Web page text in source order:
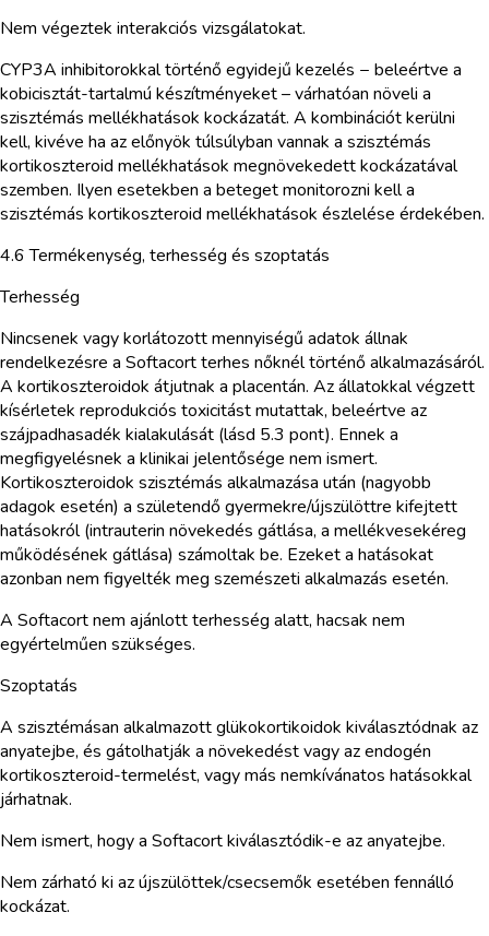
Nem végeztek interakciós vizsgálatokat.
CYP3A inhibitorokkal történő egyidejű kezelés − beleértve a
kobicisztát-tartalmú készítményeket – várhatóan növeli a
szisztémás mellékhatások kockázatát. A kombinációt kerülni
kell, kivéve ha az előnyök túlsúlyban vannak a szisztémás
kortikoszteroid mellékhatások megnövekedett kockázatával
szemben. Ilyen esetekben a beteget monitorozni kell a
szisztémás kortikoszteroid mellékhatások észlelése érdekében.
4.6 Termékenység, terhesség és szoptatás
Terhesség
Nincsenek vagy korlátozott mennyiségű adatok állnak
rendelkezésre a Softacort terhes nőknél történő alkalmazásáról.
A kortikoszteroidok átjutnak a placentán. Az állatokkal végzett
kísérletek reprodukciós toxicitást mutattak, beleértve az
szájpadhasadék kialakulását (lásd 5.3 pont). Ennek a
megfigyelésnek a klinikai jelentősége nem ismert.
Kortikoszteroidok szisztémás alkalmazása után (nagyobb
adagok esetén) a születendő gyermekre/újszülöttre kifejtett
hatásokról (intrauterin növekedés gátlása, a mellékvesekéreg
működésének gátlása) számoltak be. Ezeket a hatásokat
azonban nem figyelték meg szemészeti alkalmazás esetén.
A Softacort nem ajánlott terhesség alatt, hacsak nem
egyértelműen szükséges.
Szoptatás
A szisztémásan alkalmazott glükokortikoidok kiválasztódnak az
anyatejbe, és gátolhatják a növekedést vagy az endogén
kortikoszteroid-termelést, vagy más nemkívánatos hatásokkal
járhatnak.
Nem ismert, hogy a Softacort kiválasztódik-e az anyatejbe.
Nem zárható ki az újszülöttek/csecsemők esetében fennálló
kockázat.